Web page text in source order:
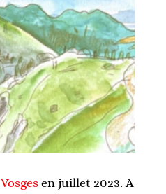
Vosgesen juillet 2023. A